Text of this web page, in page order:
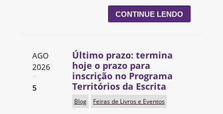
CONTINUE LENDO
AGO
2026
5
Último prazo: termina
hoje o prazo para
inscrição no Programa
Territórios da Escrita
Blog Feiras de Livros e Eventos